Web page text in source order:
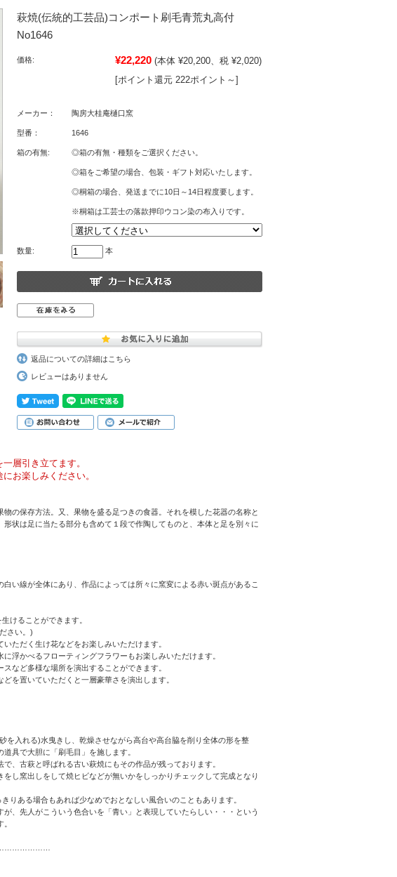
萩焼(伝統的工芸品)コンポート刷毛青荒丸高付
No1646
価格: ¥22,220 (本体 ¥20,200、税 ¥2,020)
[ポイント還元 222ポイント～]
メーカー： 陶房大桂庵樋口窯
型番： 1646
箱の有無: ◎箱の有無・種類をご選択ください。
◎箱をご希望の場合、包装・ギフト対応いたします。
◎桐箱の場合、発送までに10日～14日程度要します。
※桐箱は工芸士の落款押印ウコン染の布入りです。
数量: 本
返品についての詳細はこちら
レビューはありません
層引き立てます。
お楽しみください。
の保存方法。又、果物を盛る足つきの食器。それを模した花器の名称と
状は足に当たる部分も含めて１段で作陶してものと、本体と足を別々に
い線が全体にあり、作品によっては所々に窯変による赤い斑点があるこ
けることができます。
さい。)
ただく生け花などをお楽しみいただけます。
浮かべるフローティングフラワーもお楽しみいただけます。
など多様な場所を演出することができます。
を置いていただくと一層豪華さを演出します。
入れる)水曳きし、乾燥させながら高台や高台脇を削り全体の形を整
具で大胆に「刷毛目」を施します。
、古萩と呼ばれる古い萩焼にもその作品が残っております。
し窯出しをして焼ヒビなどが無いかをしっかりチェックして完成となり
りある場合もあれば少なめでおとなしい風合いのこともあります。
、先人がこういう色合いを「青い」と表現していたらしい・・・という